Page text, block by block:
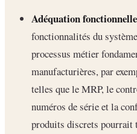
Adéquation
fonctionnalités du
processus métier
manufacturières, par
telles que le MRP, le
numéros de série et la
produits discrets pourrait